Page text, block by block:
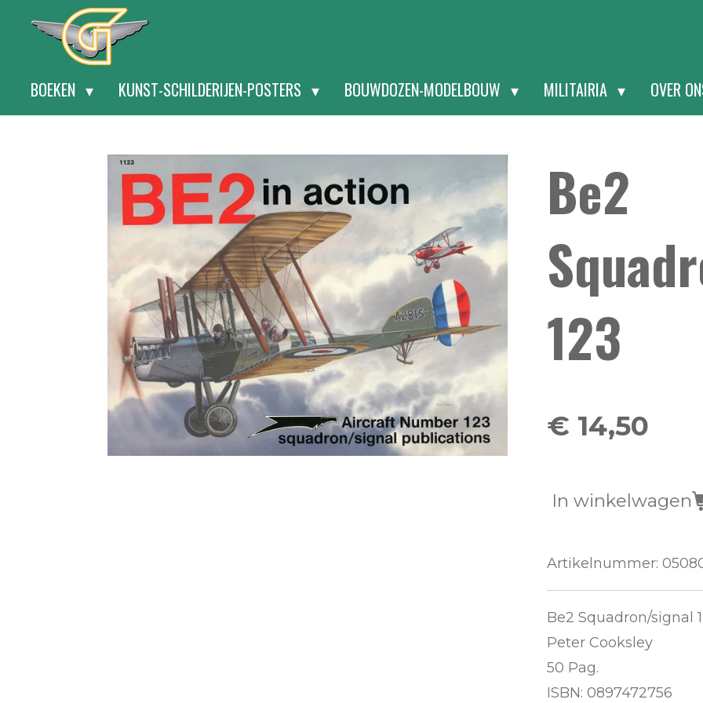
hoofdinhoud
BOEKEN KUNST-SCHILDERIJEN-POSTERS BOUWDOZEN-MODELBOUW MILITAIRIA OVER
Be2
123
€ 14,50
In winkelwagen
Artikelnummer:
Be2 Squadron/signal
Peter Cooksley
50 Pag.
ISBN: 0897472756